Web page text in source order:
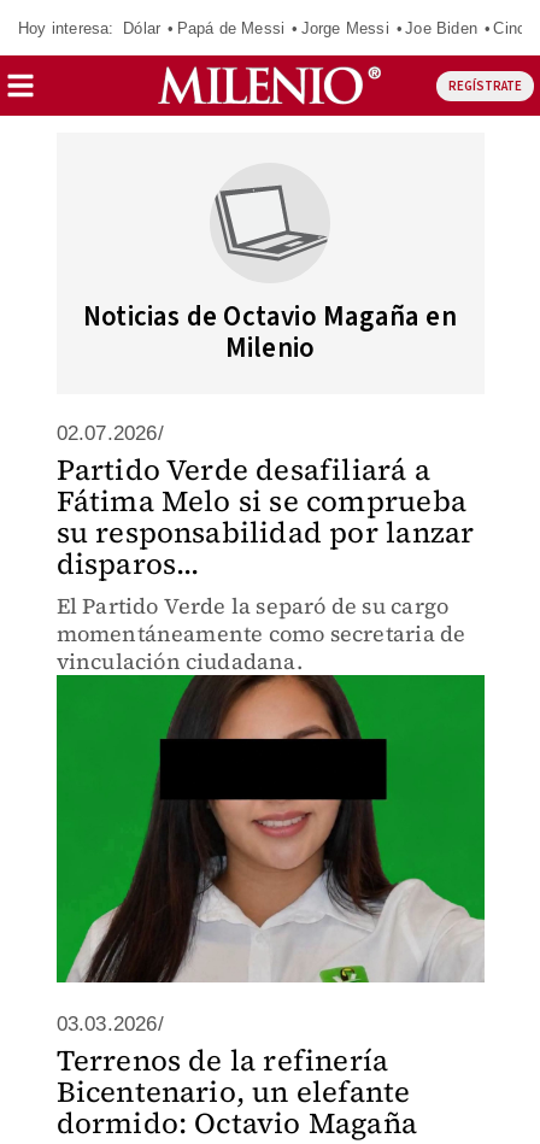
Hoy interesa: Dólar Papá de Messi Jorge Messi Joe Biden
REGÍSTRATE
Noticias de Octavio Magaña en
Milenio
02.07.2026/
Partido Verde desafiliará a
Fátima Melo si se comprueba
su responsabilidad por lanzar
disparos...
El Partido Verde la separó de su cargo
momentáneamente como secretaria de
vinculación ciudadana.
03.03.2026/
Terrenos de la refinería
Bicentenario, un elefante
dormido: Octavio Magaña